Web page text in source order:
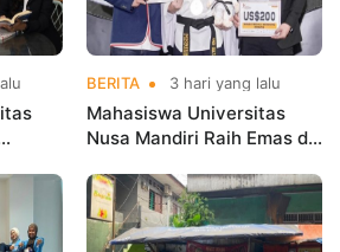
BERITA 3 hari yang lalu
Mahasiswa Universitas
Nusa Mandiri Raih Emas di
Indonesia Open
Championships 2026